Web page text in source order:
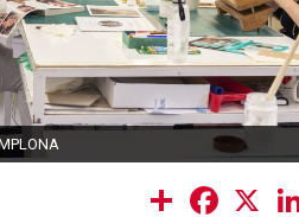
Share Facebook